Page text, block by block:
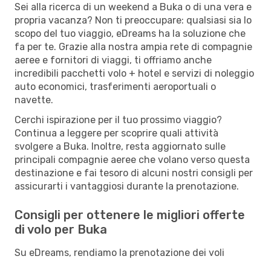
Sei alla ricerca di un weekend a Buka o di una vera e
propria vacanza? Non ti preoccupare: qualsiasi sia lo
scopo del tuo viaggio, eDreams ha la soluzione che
fa per te. Grazie alla nostra ampia rete di compagnie
aeree e fornitori di viaggi, ti offriamo anche
incredibili pacchetti volo + hotel e servizi di noleggio
auto economici, trasferimenti aeroportuali o
navette.
Cerchi ispirazione per il tuo prossimo viaggio?
Continua a leggere per scoprire quali attività
svolgere a Buka. Inoltre, resta aggiornato sulle
principali compagnie aeree che volano verso questa
destinazione e fai tesoro di alcuni nostri consigli per
assicurarti i vantaggiosi durante la prenotazione.
Consigli per ottenere le migliori offerte
di volo per Buka
Su eDreams, rendiamo la prenotazione dei voli